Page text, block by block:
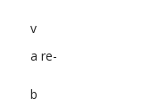
v
a re-
b